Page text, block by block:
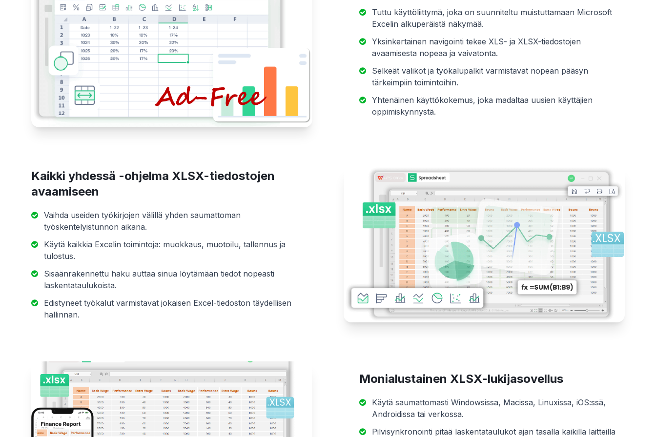
Tuttu käyttöliittymä, joka on suunniteltu muistuttamaan Microsoft
Excelin alkuperäistä näkymää.
Yksinkertainen navigointi tekee XLS- ja XLSX-tiedostojen
avaamisesta nopeaa ja vaivatonta.
Selkeät valikot ja työkalupalkit varmistavat nopean pääsyn
tärkeimpiin toimintoihin.
Yhtenäinen käyttökokemus, joka madaltaa uusien käyttäjien
oppimiskynnystä.
Kaikki yhdessä -ohjelma XLSX-tiedostojen
avaamiseen
Vaihda useiden työkirjojen välillä yhden saumattoman
työskentelyistunnon aikana.
Käytä kaikkia Excelin toimintoja: muokkaus, muotoilu, tallennus ja
tulostus.
Sisäänrakennettu haku auttaa sinua löytämään tiedot nopeasti
laskentataulukoista.
Edistyneet työkalut varmistavat jokaisen Excel-tiedoston täydellisen
hallinnan.
Monialustainen XLSX-lukijasovellus
Käytä saumattomasti Windowsissa, Macissa, Linuxissa, iOS:ssä,
Androidissa tai verkossa.
Pilvisynkronointi pitää laskentataulukot ajan tasalla kaikilla laitteilla